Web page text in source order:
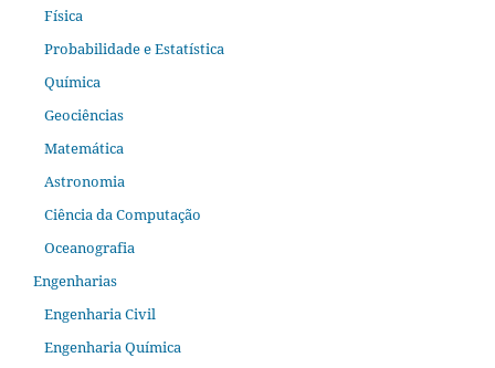
Física
Probabilidade e Estatística
Química
Geociências
Matemática
Astronomia
Ciência da Computação
Oceanografia
Engenharias
Engenharia Civil
Engenharia Química